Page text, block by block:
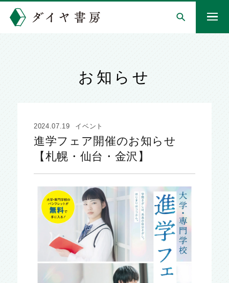
お知らせ
進学フェア開催のお知らせ
【札幌・仙台・金沢】
2024.07.19 イベント